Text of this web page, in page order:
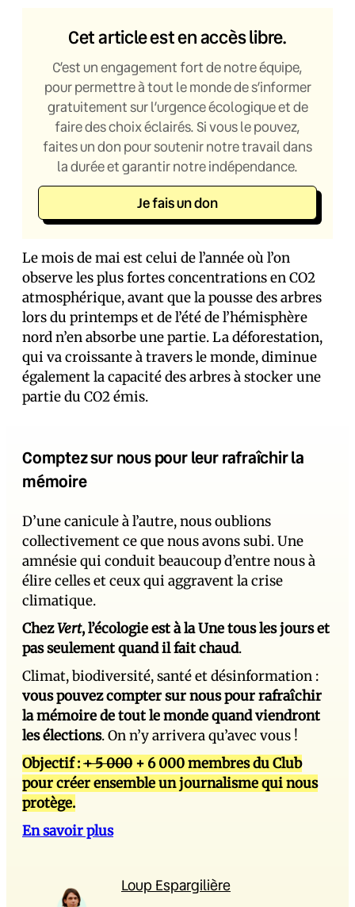
Cet article est en accès libre.
C’est un engagement fort de notre équipe,
pour permettre à tout le monde de s’informer
gratuitement sur l’urgence écologique et de
faire des choix éclairés. Si vous le pouvez,
faites un don pour soutenir notre travail dans
la durée et garantir notre indépendance.
Je fais un don
Le mois de mai est celui de l’année où l’on
observe les plus fortes concentrations en CO2
atmosphérique, avant que la pousse des arbres
lors du printemps et de l’été de l’hémisphère
nord n’en absorbe une partie. La déforestation,
qui va croissante à travers le monde, diminue
également la capacité des arbres à stocker une
partie du CO2 émis.
Comptez sur nous pour leur rafraîchir la
mémoire
D’une canicule à l’autre, nous oublions
collectivement ce que nous avons subi. Une
amnésie qui conduit beaucoup d’entre nous à
élire celles et ceux qui aggravent la crise
climatique.
ChezVert, l’écologie est à la Une tous les jours et
pas seulement quand il fait chaud.
Climat, biodiversité, santé et désinformation :
vous pouvez compter sur nous pour rafraîchir
la mémoire de tout le monde quand viendront
les élections. On n’y arrivera qu’avec vous !
Objectif :+ 5 000 + 6 000 membres du Club
pour créer ensemble un journalisme qui nous
protège.
En savoir plus
Loup Espargilière